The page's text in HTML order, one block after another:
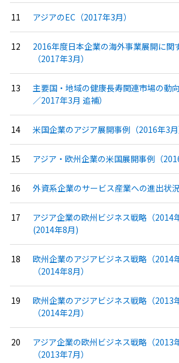
アジアのEC（2017年3月）
2016年度日本企業の海外事業展開に関
（2017年3月）
主要国・地域の健康長寿関連市場の動
／2017年3月 追補）
米国企業のアジア展開事例（2016年3月
アジア・欧州企業の米国展開事例（
外資系企業のサービス産業への進出状
アジア企業の欧州ビジネス戦略（2014
(2014年8月)
欧州企業のアジアビジネス戦略（2014
（2014年8月）
欧州企業のアジアビジネス戦略（2013
（2014年2月）
アジア企業の欧州ビジネス戦略（2013
（2013年7月）